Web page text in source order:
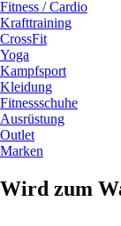
Fitness / Cardio
Krafttraining
CrossFit
Yoga
Kampfsport
Kleidung
Fitnessschuhe
Ausrüstung
Outlet
Marken
Wird zum